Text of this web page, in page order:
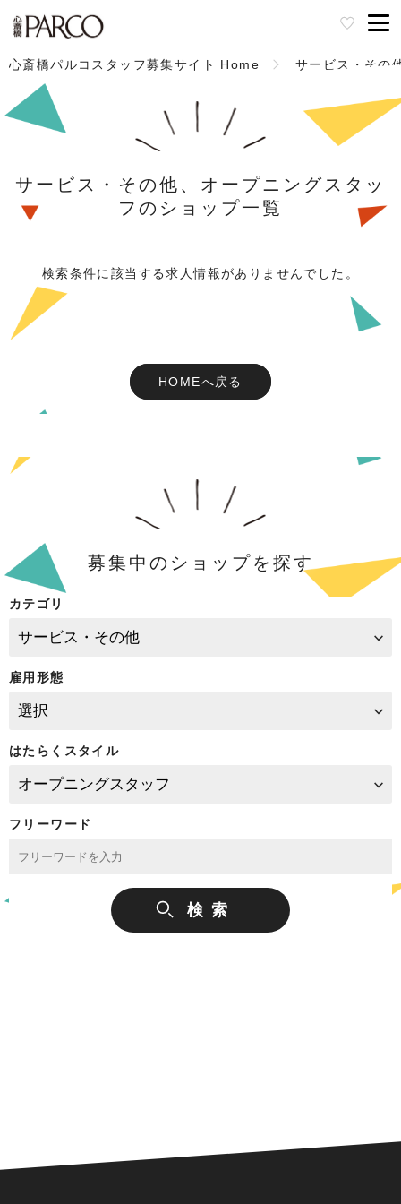
心斎橋パルコスタッフ募集サイト Home サービス・その
サービス・その他、オープニングスタッ
フのショップ一覧
検索条件に該当する求人情報がありませんでした。
HOMEへ戻る
募集中のショップを探す
カテゴリ
雇用形態
はたらくスタイル
フリーワード